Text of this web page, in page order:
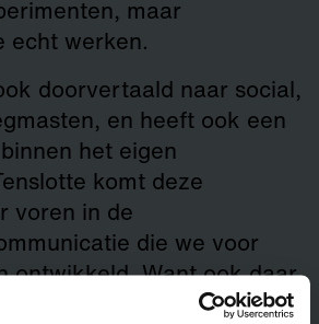
maar
echt werken.
doorvertaald naar social,
en heeft ook een
het eigen
komt deze
voren in de
die we voor
ontwikkeld. Want ook daar
gerelativeerd met de